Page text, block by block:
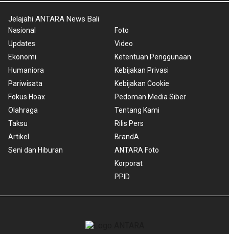
Jelajahi ANTARA News Bali
Nasional
Updates
Ekonomi
Humaniora
Pariwisata
Fokus Hoax
Olahraga
Taksu
Artikel
Seni dan Hiburan
Foto
Video
Ketentuan Penggunaan
Kebijakan Privasi
Kebijakan Cookie
Pedoman Media Siber
Tentang Kami
Rilis Pers
BrandA
ANTARA Foto
Korporat
PPID